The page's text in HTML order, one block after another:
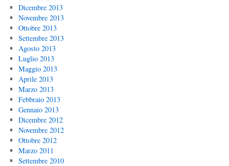
Dicembre 2013
Novembre 2013
Ottobre 2013
Settembre 2013
Agosto 2013
Luglio 2013
Maggio 2013
Aprile 2013
Marzo 2013
Febbraio 2013
Gennaio 2013
Dicembre 2012
Novembre 2012
Ottobre 2012
Marzo 2011
Settembre 2010